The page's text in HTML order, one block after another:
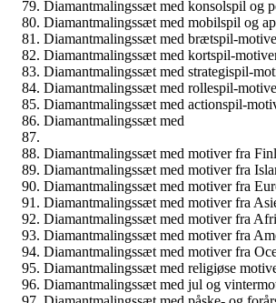
Diamantmalingssæt med konsolspil og
Diamantmalingssæt med mobilspil og
Diamantmalingssæt med brætspil-
Diamantmalingssæt med kortspil-
Diamantmalingssæt med strategispil-
Diamantmalingssæt med rollespil-
Diamantmalingssæt med actionspil-
Diamantmalingssæt med
Diamantmalingssæt med motiver fra
Diamantmalingssæt med motiver fra
Diamantmalingssæt med motiver fra
Diamantmalingssæt med motiver fra
Diamantmalingssæt med motiver fra
Diamantmalingssæt med motiver fra
Diamantmalingssæt med motiver fra
Diamantmalingssæt med religiøse
Diamantmalingssæt med jul og